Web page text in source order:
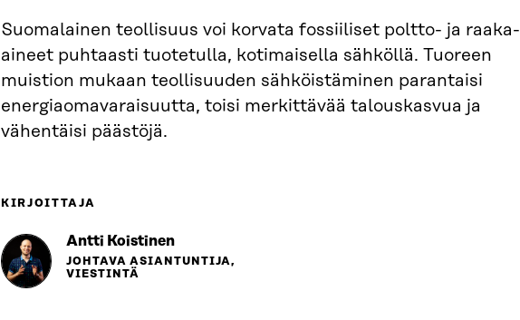
Suomalainen teollisuus voi korvata fossiiliset poltto- ja raaka-
aineet puhtaasti tuotetulla, kotimaisella sähköllä. Tuoreen
muistion mukaan teollisuuden sähköistäminen parantaisi
energiaomavaraisuutta, toisi merkittävää talouskasvua ja
vähentäisi päästöjä.
KIRJOITTAJA
Antti Koistinen
JOHTAVA ASIANTUNTIJA,
VIESTINTÄ